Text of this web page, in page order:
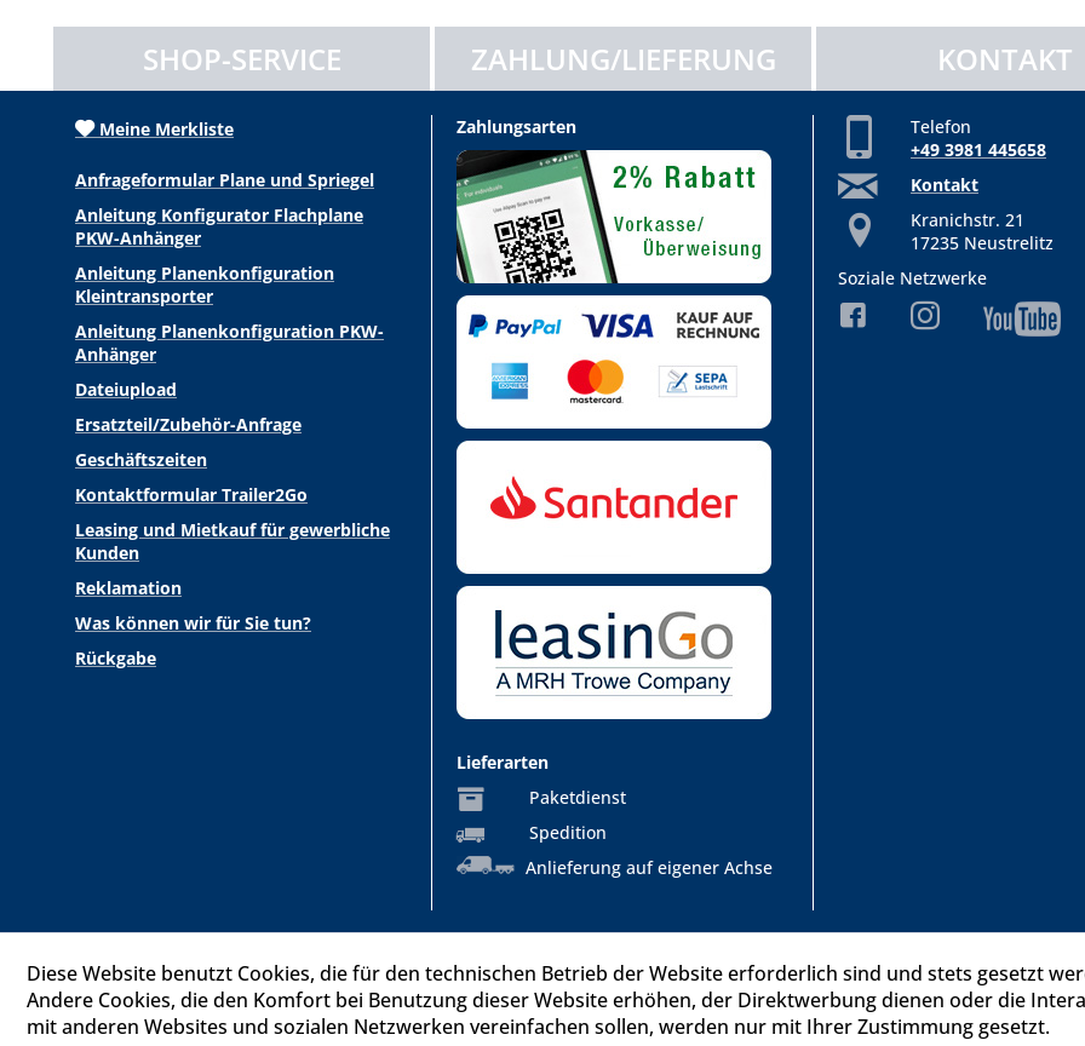
SHOP-SERVICE ZAHLUNG/LIEFERUNG KONTAKT
Meine Merkliste
Anfrageformular Plane und Spriegel
Anleitung Konfigurator Flachplane
PKW-Anhänger
Anleitung Planenkonfiguration
Kleintransporter
Anleitung Planenkonfiguration PKW-
Anhänger
Dateiupload
Ersatzteil/Zubehör-Anfrage
Geschäftszeiten
Kontaktformular Trailer2Go
Leasing und Mietkauf für gewerbliche
Kunden
Reklamation
Was können wir für Sie tun?
Rückgabe
Zahlungsarten
Lieferarten
Paketdienst
Spedition
Anlieferung auf eigener Achse
Telefon
+49 3981 445658
Kontakt
Kranichstr. 21
17235 Neustrelitz
Soziale Netzwerke
Diese Website benutzt Cookies, die für den technischen Betrieb der Website erforderlich sind und stets gesetzt
Andere Cookies, die den Komfort bei Benutzung dieser Website erhöhen, der Direktwerbung dienen oder die
mit anderen Websites und sozialen Netzwerken vereinfachen sollen, werden nur mit Ihrer Zustimmung gesetzt.